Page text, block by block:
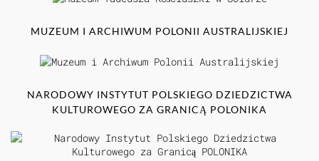
MUZEUM I ARCHIWUM POLONII AUSTRALIJSKIEJ
NARODOWY INSTYTUT POLSKIEGO DZIEDZICTWA
KULTUROWEGO ZA GRANICĄ POLONIKA